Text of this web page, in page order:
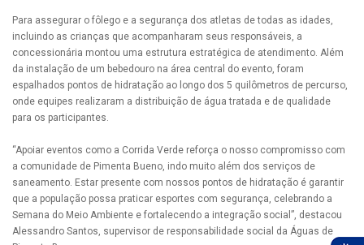
Para assegurar o fôlego e a segurança dos atletas de todas as idades,
incluindo as crianças que acompanharam seus responsáveis, a
concessionária montou uma estrutura estratégica de atendimento. Além
da instalação de um bebedouro na área central do evento, foram
espalhados pontos de hidratação ao longo dos 5 quilômetros de percurso,
onde equipes realizaram a distribuição de água tratada e de qualidade
para os participantes.
“Apoiar eventos como a Corrida Verde reforça o nosso compromisso com
a comunidade de Pimenta Bueno, indo muito além dos serviços de
saneamento. Estar presente com nossos pontos de hidratação é garantir
que a população possa praticar esportes com segurança, celebrando a
Semana do Meio Ambiente e fortalecendo a integração social”, destacou
Alessandro Santos, supervisor de responsabilidade social da Águas de